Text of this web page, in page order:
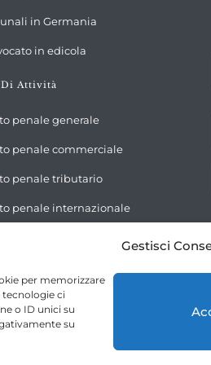
Gestisci
per memorizzare
tecnologie ci
o ID unici su
su
new
a
new
in Germania
in edicola
tab
Di Attività
penale generale
penale commerciale
penale tributario
penale internazionale